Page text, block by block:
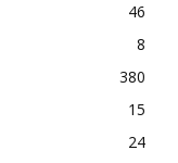
46
8
380
15
24